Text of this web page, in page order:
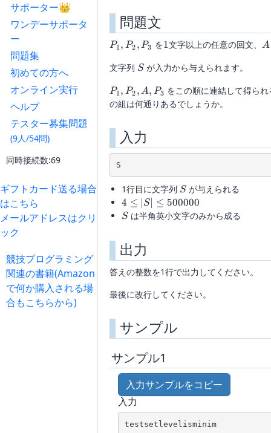
サポーター👑
ワンデーサポータ
ー
問題集
初めての方へ
オンライン実行
ヘルプ
テスター募集問題
(9人/54問)
同時接続数:69
ギフトカード送る場合
はこちら
メールアドレスはクリ
ック
競技プログラミング
関連の書籍(Amazon
で何か購入される場
合もこちらから)
問題文
P_1,
P_3
P1 , P2 , P3 を1
1文字以上の任意の回文、 A
A
文字列 S
Sが入力から与えられます。
P_1,
P_2,
P_3
P1 , P2 , A, P3 をこの順に連結して得ら
の組は何通りあるでしょうか。
入力
1行目に文字列 S
Sが与えられる
4 \le
|S| \le
4 ≤ S ≤ 500000
S
Sは半角英小文字のみから成る
出力
答えの整数を1行で出力してください。
最後に改行してください。
サンプル
サンプル1
入力サンプルをコピー
入力
testsetlevelisminim